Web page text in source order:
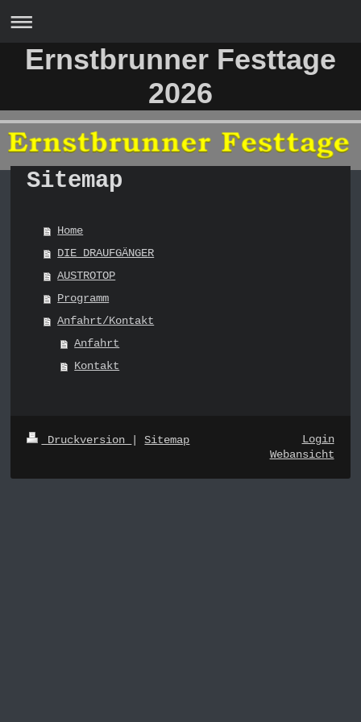
Ernstbrunner Festtage
2026
Sitemap
Home
DIE DRAUFGÄNGER
AUSTROTOP
Programm
Anfahrt/Kontakt
Anfahrt
Kontakt
Druckversion Sitemap
Login
Webansicht